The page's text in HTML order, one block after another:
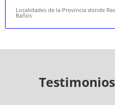
Localidades de la Provincia donde
Baños